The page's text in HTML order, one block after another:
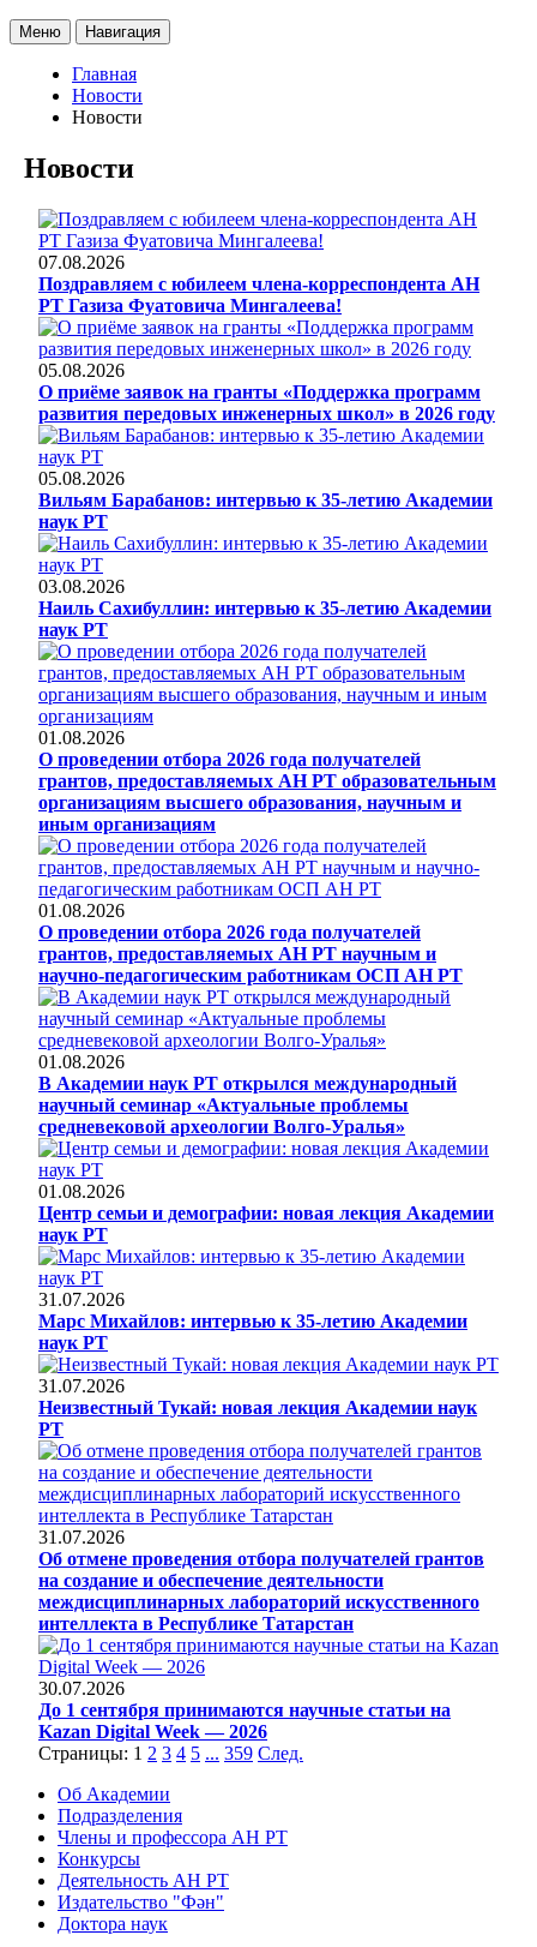
Меню Навигация
Главная
Новости
Новости
Новости
07.08.2026
Поздравляем с юбилеем члена-корреспондента АН
РТ Газиза Фуатовича Мингалеева!
05.08.2026
О приёме заявок на гранты «Поддержка программ
развития передовых инженерных школ» в 2026 году
05.08.2026
Вильям Барабанов: интервью к 35-летию Академии
наук РТ
03.08.2026
Наиль Сахибуллин: интервью к 35-летию Академии
наук РТ
01.08.2026
О проведении отбора 2026 года получателей
грантов, предоставляемых АН РТ образовательным
организациям высшего образования, научным и
иным организациям
01.08.2026
О проведении отбора 2026 года получателей
грантов, предоставляемых АН РТ научным и
научно-педагогическим работникам ОСП АН РТ
01.08.2026
В Академии наук РТ открылся международный
научный семинар «Актуальные проблемы
средневековой археологии Волго-Уралья»
01.08.2026
Центр семьи и демографии: новая лекция Академии
наук РТ
31.07.2026
Марс Михайлов: интервью к 35-летию Академии
наук РТ
31.07.2026
Неизвестный Тукай: новая лекция Академии наук
РТ
31.07.2026
Об отмене проведения отбора получателей грантов
на создание и обеспечение деятельности
междисциплинарных лабораторий искусственного
интеллекта в Республике Татарстан
30.07.2026
До 1 сентября принимаются научные статьи на
Kazan Digital Week — 2026
Страницы: 1 2 3 4 5 ... 359 След.
Об Академии
Подразделения
Члены и профессора АН РТ
Конкурсы
Деятельность АН РТ
Издательство "Фән"
Доктора наук